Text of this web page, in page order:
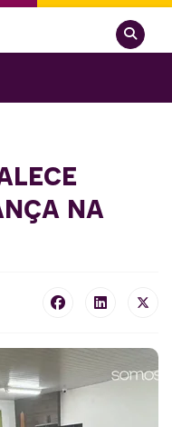
Pesquisar
na